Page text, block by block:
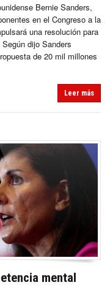
Bernie Sanders,
en el Congreso a la
una resolución para
dijo Sanders
de 20 mil millones
Leer más
mental